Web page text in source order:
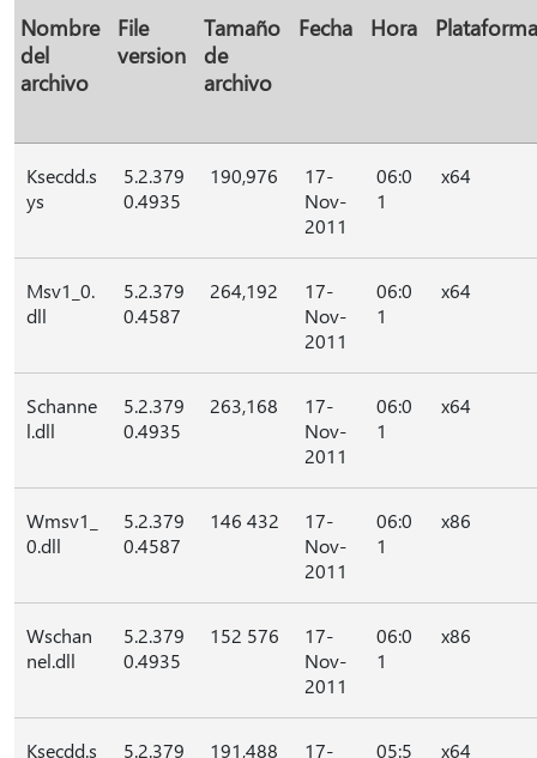
Nombre
del
archivo
File
version
Tamaño
de
archivo
Fecha Hora Plataforma
Ksecdd.s
ys
5.2.379
0.4935
190,976
17-
Nov-
2011
06:0
1
x64
Msv1_0.
dll
5.2.379
0.4587
264,192
17-
Nov-
2011
06:0
1
x64
Schanne
l.dll
5.2.379
0.4935
263,168
17-
Nov-
2011
06:0
1
x64
Wmsv1_
0.dll
5.2.379
0.4587
146 432
17-
Nov-
2011
06:0
1
x86
Wschan
nel.dll
5.2.379
0.4935
152 576
17-
Nov-
2011
06:0
1
x86
Ksecdd.s
5.2.379
191,488
17-
05:5
x64